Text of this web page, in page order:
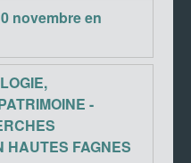
novembre en
-
HAUTES FAGNES